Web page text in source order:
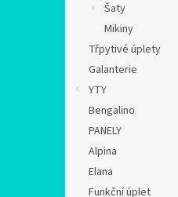
Šaty
Mikiny
Třpytivé úplety
Galanterie
YTY
Bengalino
PANELY
Alpina
Elana
Funkční úplet